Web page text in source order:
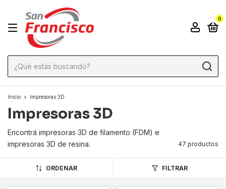
0
Inicio > Impresoras 3D
Impresoras 3D
Encontrá impresoras 3D de filamento (FDM) e
impresoras 3D de resina.
47 productos
ORDENAR FILTRAR